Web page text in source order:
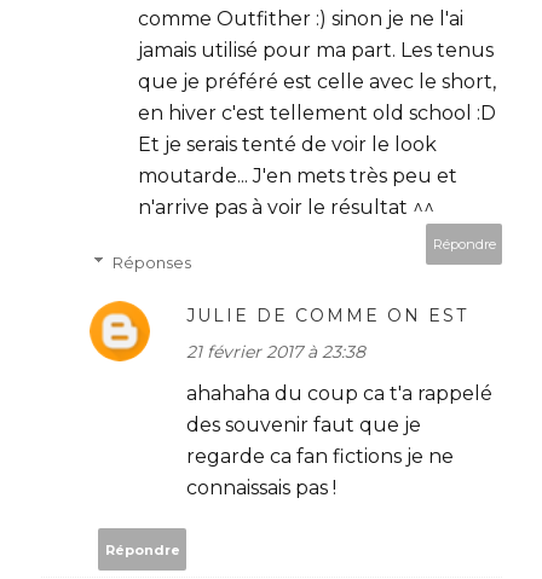
comme Outfither :) sinon je ne l'ai
jamais utilisé pour ma part. Les tenus
que je préféré est celle avec le short,
en hiver c'est tellement old school :D
Et je serais tenté de voir le look
moutarde... J'en mets très peu et
n'arrive pas à voir le résultat ^^
Répondre
Réponses
JULIE DE COMME ON EST
21 février 2017 à 23:38
ahahaha du coup ca t'a rappelé
des souvenir faut que je
regarde ca fan fictions je ne
connaissais pas !
Répondre